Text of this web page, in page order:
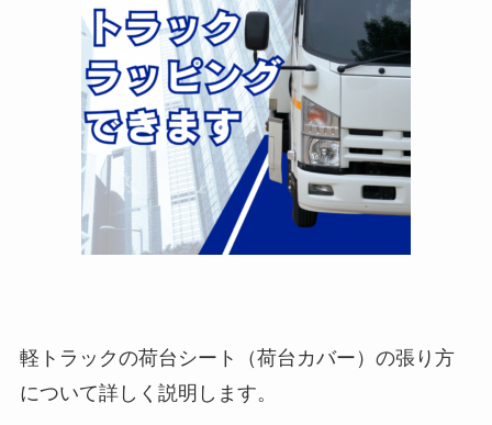
軽トラックの荷台シート（荷台カバー）の張り方
について詳しく説明します。